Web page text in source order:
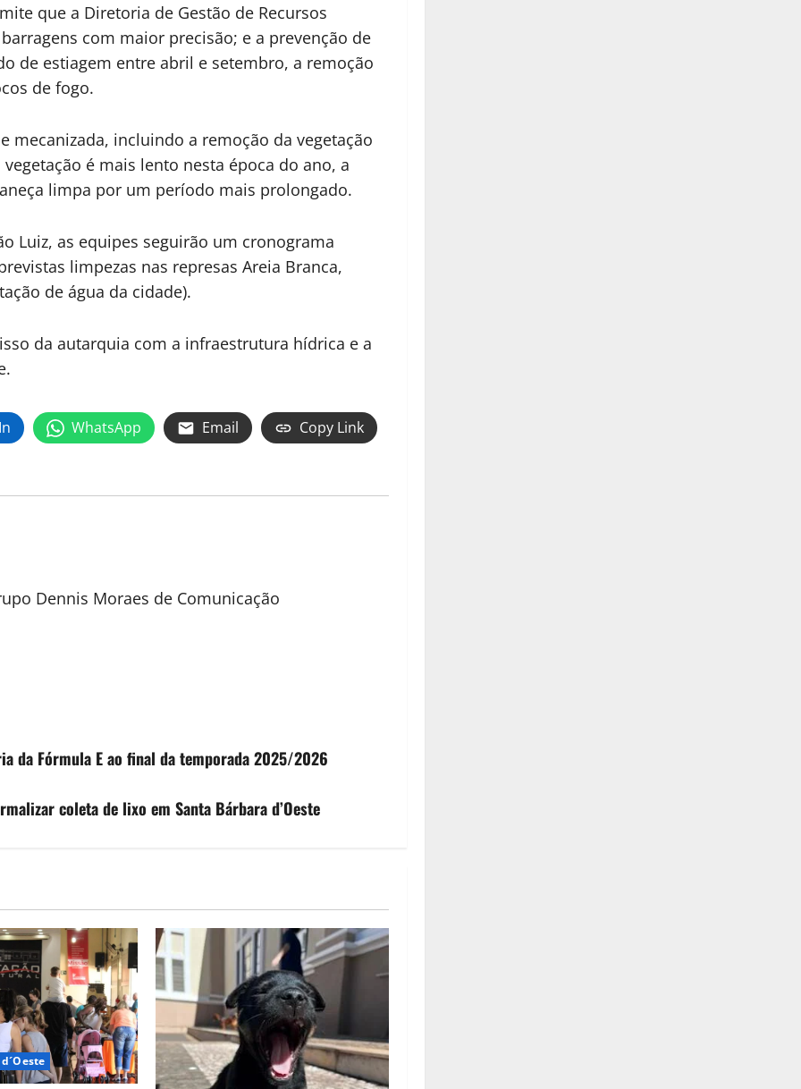
que a Diretoria de Gestão de Recursos
com maior precisão; e a prevenção de
de estiagem entre abril e setembro, a remoção
de fogo.
mecanizada, incluindo a remoção da vegetação
é mais lento nesta época do ano, a
limpa por um período mais prolongado.
Luiz, as equipes seguirão um cronograma
limpezas nas represas Areia Branca,
de água da cidade).
da autarquia com a infraestrutura hídrica e a
WhatsApp Email Copy Link
Dennis Moraes de Comunicação
da Fórmula E ao final da temporada 2025/2026
coleta de lixo em Santa Bárbara d’Oeste